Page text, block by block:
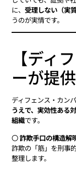
に、受理しない（実
うのが実情です。
【ディ
ーが提
ディフェンス・カン
うえで、実効性ある
組織です。
〇詐欺手口の構造解
詐欺の「筋」を刑事
整理します。